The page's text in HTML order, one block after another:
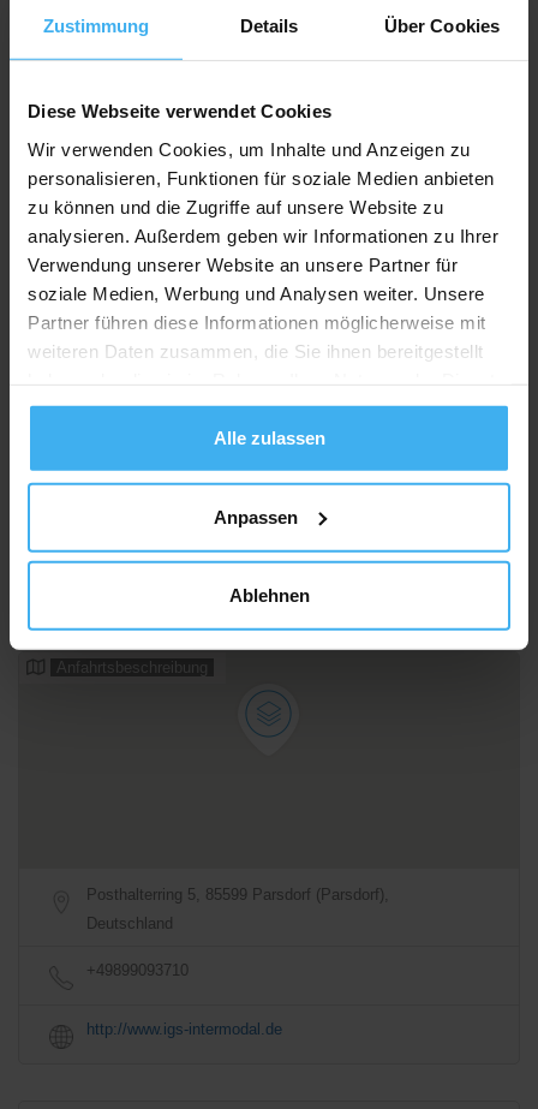
Zustimmung Details Über Cookies
Diese Webseite verwendet Cookies
Wir verwenden Cookies, um Inhalte und Anzeigen zu
personalisieren, Funktionen für soziale Medien anbieten
zu können und die Zugriffe auf unsere Website zu
analysieren. Außerdem geben wir Informationen zu Ihrer
Verwendung unserer Website an unsere Partner für
soziale Medien, Werbung und Analysen weiter. Unsere
Partner führen diese Informationen möglicherweise mit
weiteren Daten zusammen, die Sie ihnen bereitgestellt
gesammelt haben.
Alle zulassen
Anpassen
Ablehnen
Recycling Point
Anfahrtsbeschreibung
Posthalterring 5, 85599 Parsdorf (Parsdorf),
Deutschland
+49899093710
http://www.igs-intermodal.de